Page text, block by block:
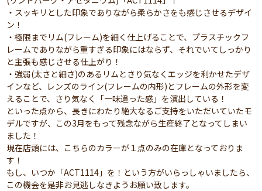
・スッキリとした印象でありながら柔らかさをも感じさせるデザイ
ン！
・極限までリム(フレーム)を細く仕上げることで、プラスチックフ
レームでありながら重すぎる印象にはならず、それでいてしっかり
と主張も感じさせる仕上がり！
・強弱(太さと細さ)のあるリムとさり気なくエッジを利かせたデザ
インなど、レンズのライン(フレームの内形)とフレームの外形を変
えることで、さり気なく「一味違った感」を演出している！
といった点から、長きにわたり絶大なるご支持をいただいていたモ
デルですが、この3月をもって残念ながら生産終了となってしまい
ました！
現在店頭には、こちらのカラーが１点のみの在庫となっておりま
す！
もし、いつか「ACT1114」を！という方がいらっしゃいましたら、
この機会を是非お見逃しなきようお願い致します。